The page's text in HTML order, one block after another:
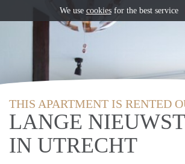
THIS APARTMENT IS RENTED
LANGE
IN UTRECHT
We use cookiesfor the best service